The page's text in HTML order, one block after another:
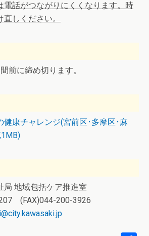
話がつながりにくくなります。時
しください。
前に締め切ります。
健康チャレンジ(宮前区･多摩区･麻
地域包括ケア推進室
(FAX)044-200-3926